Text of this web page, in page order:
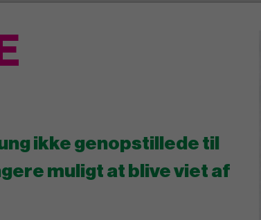
ikke genopstillede til
muligt at blive viet af